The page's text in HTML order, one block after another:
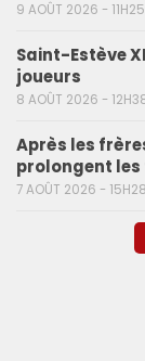
9 AOÛT 2026 - 11H25
Saint-Estève
joueurs
8 AOÛT 2026 -
Après les
prolongent les
7 AOÛT 2026 - 15H28